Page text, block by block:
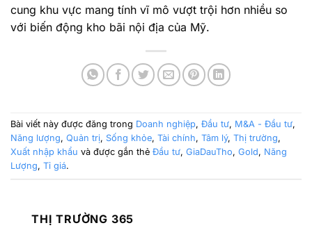
cung khu vực mang tính vĩ mô vượt trội hơn nhiều so
với biến động kho bãi nội địa của Mỹ.
Bài viết này được đăng trong Doanh nghiệp, Đầu tư, M&A - Đầu tư,
Năng lượng, Quản trị, Sống khỏe, Tài chính, Tâm lý, Thị trường,
Xuất nhập khẩu và được gắn thẻ Đầu tư, GiaDauTho, Gold, Năng
Lượng, Tỉ giá.
THỊ TRƯỜNG 365